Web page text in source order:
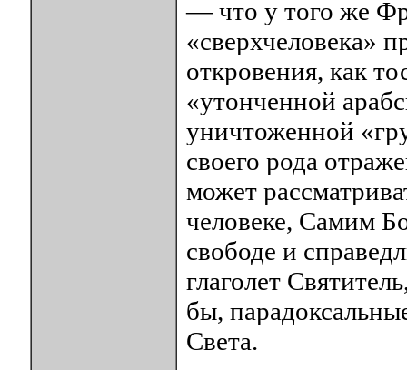
— что у того же
«сверхчеловека»
откровения, как
«утонченной
уничтоженной
своего рода
может
человеке, Самим
свободе и
глаголет
бы,
Света.